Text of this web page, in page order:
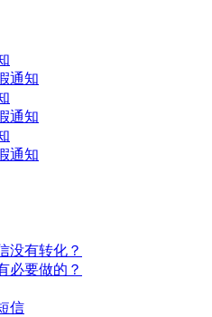
通知
通知
通知
没有转化？
必要做的？
信